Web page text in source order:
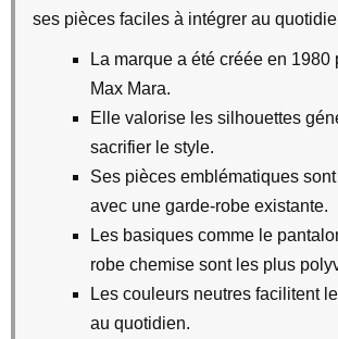
ses pièces faciles à intégrer au
La marque a été créée en 1980
Max Mara.
Elle valorise les silhouettes
sacrifier le style.
Ses pièces emblématiques
avec une garde-robe existante.
Les basiques comme le
robe chemise sont les plus
Les couleurs neutres facilitent
au quotidien.